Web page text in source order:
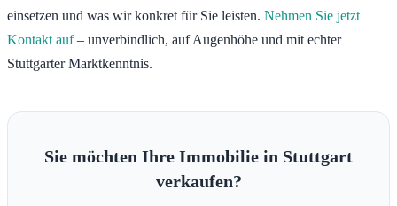
einsetzen und was wir konkret für Sie leisten. Nehmen Sie jetzt
Kontakt auf– unverbindlich, auf Augenhöhe und mit echter
Stuttgarter Marktkenntnis.
Sie möchten Ihre Immobilie in Stuttgart
verkaufen?